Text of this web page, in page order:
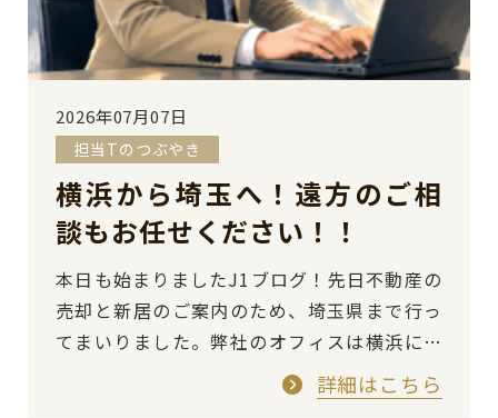
2026年07月07日
担当Tのつぶやき
横浜から埼玉へ！遠方のご相
談もお任せください！！
本日も始まりましたJ1ブログ！先日不動産の
売却と新居のご案内のため、埼玉県まで行っ
てまいりました。弊社のオフィスは横浜にあ
るため、普段は神奈川や東京のお客様からの
お問い合わせが多いのですが、…
詳細はこちら